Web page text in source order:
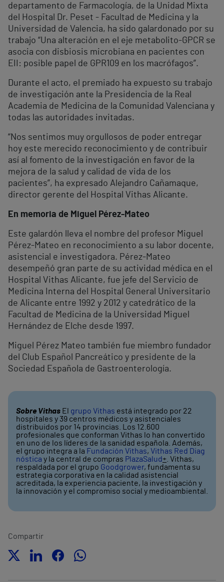
departamento de Farmacología, de la Unidad Mixta
del Hospital Dr. Peset - Facultad de Medicina y la
Universidad de Valencia, ha sido galardonado por su
trabajo “Una alteración en el eje metabolito-GPCR se
asocia con disbiosis microbiana en pacientes con
EII: posible papel de GPR109 en los macrófagos”.
Durante el acto, el premiado ha expuesto su trabajo
de investigación ante la Presidencia de la Real
Academia de Medicina de la Comunidad Valenciana y
todas las autoridades invitadas.
“Nos sentimos muy orgullosos de poder entregar
hoy este merecido reconocimiento y de contribuir
así al fomento de la investigación en favor de la
mejora de la salud y calidad de vida de los
pacientes”, ha expresado Alejandro Cañamaque,
director gerente del Hospital Vithas Alicante.
En memoria de Miguel Pérez-Mateo
Este galardón lleva el nombre del profesor Miguel
Pérez-Mateo en reconocimiento a su labor docente,
asistencial e investigadora. Pérez-Mateo
desempeñó gran parte de su actividad médica en el
Hospital Vithas Alicante, fue jefe del Servicio de
Medicina Interna del Hospital General Universitario
de Alicante entre 1992 y 2012 y catedrático de la
Facultad de Medicina de la Universidad Miguel
Hernández de Elche desde 1997.
Miguel Pérez Mateo también fue miembro fundador
del Club Español Pancreático y presidente de la
Sociedad Española de Gastroenterología.
Sobre Vithas El grupo Vithas está integrado por 22
hospitales y 39 centros médicos y asistenciales
distribuidos por 14 provincias. Los 12.600
profesionales que conforman Vithas lo han convertido
en uno de los líderes de la sanidad española. Además,
el grupo integra a la Fundación Vithas, Vithas Red Diag
nóstica y la central de compras PlazaSalud+ . Vithas,
respaldada por el grupo Goodgrower, fundamenta su
estrategia corporativa en la calidad asistencial
acreditada, la experiencia paciente, la investigación y
la innovación y el compromiso social y medioambiental.
Compartir